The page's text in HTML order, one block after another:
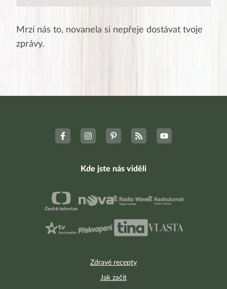
Mrzí nás to, novanela si nepřeje dostávat tvoje
zprávy.
Zdravé recepty
Jak začít
Kde jste nás viděli